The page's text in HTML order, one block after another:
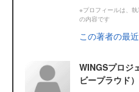
※プロフィールは、
の内容です
この著者の最
WINGSプロジ
ビープラウド